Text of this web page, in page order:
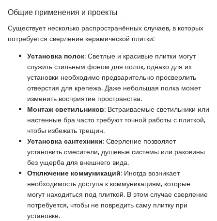
Общие применения и проекты
Существует несколько распространённых случаев, в которых
потребуется сверление керамической плитки:
Установка полок: Светлые и красивые плитки могут
служить стильным фоном для полок, однако для их
установки необходимо предварительно просверлить
отверстия для крепежа. Даже небольшая полка может
изменить восприятие пространства.
Монтаж светильников: Встраиваемые светильники или
настенные бра часто требуют точной работы с плиткой,
чтобы избежать трещин.
Установка сантехники: Сверление позволяет
установить смесители, душевые системы или раковины
без ущерба для внешнего вида.
Отключение коммуникаций: Иногда возникает
необходимость доступа к коммуникациям, которые
могут находиться под плиткой. В этом случае сверление
потребуется, чтобы не повредить саму плитку при
установке.